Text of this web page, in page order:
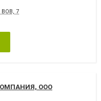
ВОВ, 7
ООО